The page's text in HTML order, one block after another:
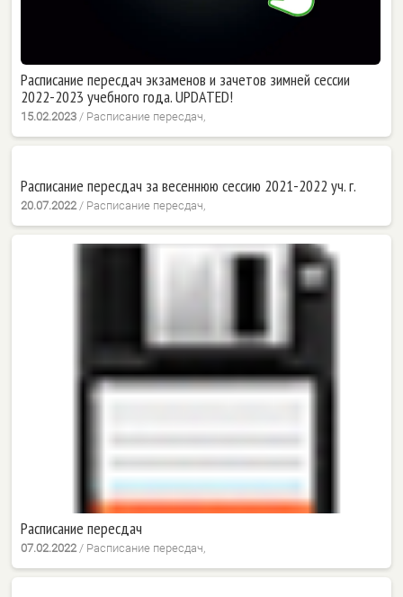
Расписание пересдач экзаменов и зачетов зимней сессии
2022-2023 учебного года. UPDATED!
15.02.2023 / Расписание пересдач,
Расписание пересдач за весеннюю сессию 2021-2022 уч. г.
20.07.2022/ Расписание пересдач,
Расписание пересдач
07.02.2022/ Расписание пересдач,